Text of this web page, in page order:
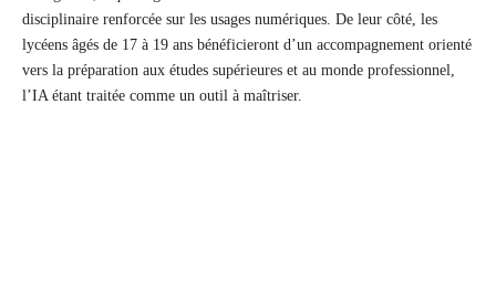
disciplinaire renforcée sur les usages numériques. De leur côté, les
lycéens âgés de 17 à 19 ans bénéficieront d’un accompagnement orienté
vers la préparation aux études supérieures et au monde professionnel,
l’IA étant traitée comme un outil à maîtriser.